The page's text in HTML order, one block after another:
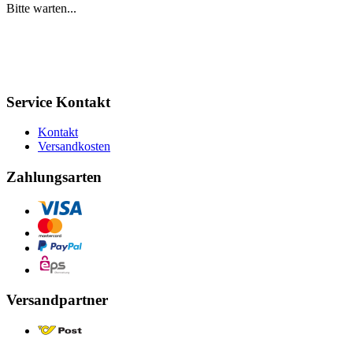
Bitte warten...
Service Kontakt
Kontakt
Versandkosten
Zahlungsarten
Versandpartner